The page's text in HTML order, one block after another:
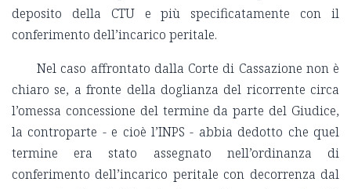
deposito della CTU e più specificatamente con il
conferimento dell’incarico peritale.
Nel caso affrontato dalla Corte di Cassazione non è
chiaro se, a fronte della doglianza del ricorrente circa
l’omessa concessione del termine da parte del Giudice,
la controparte - e cioè l’INPS - abbia dedotto che quel
termine era stato assegnato nell’ordinanza di
conferimento dell’incarico peritale con decorrenza dal